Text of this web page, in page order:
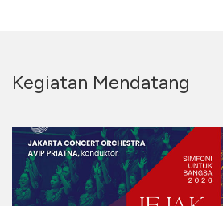
Kegiatan Mendatang